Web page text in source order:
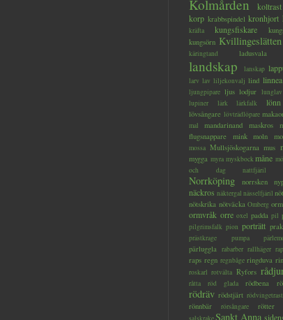
Kolmården koltrast
korp krabbspindel kronhjort
kräfta kungsfiskare
kungsörn Kvillingeslätten
käringtand
ladusvala
landskap lanskap
larv lav liljekonvalj lind linnea
ljungpipare ljus lodjur lunglav
lupiner
lärk lärkfalk lönn
lövsångare lövträdlöpare
mal mandarinand maskros
flugsnappare
mink moln
mossa Mullsjöskogarna mus
mygga myra myskbock måne
och dag
nattfjäril
Norrköping norrsken
näckros näktergal nässelfjäril
nötskrika nötväcka Omberg
ormvråk orre oxel padda pil
pilgrimsfalk pion porträtt
prästkrage pumpa
pärluggla rabarber rallhäger
raps regn regnbåge ringduva
roskarl rotvälta Ryfors
råtta
röd glada rödbena
rödräv rödstjärt rödvingetrast
rönnbär rörsångare rötter
Sankt Anna